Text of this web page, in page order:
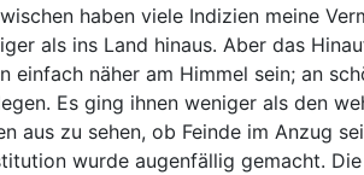
haben viele Indizien meine
als ins Land hinaus. Aber das
einfach näher am Himmel sein; an
Es ging ihnen weniger als den
aus zu sehen, ob Feinde im Anzug
wurde augenfällig gemacht.